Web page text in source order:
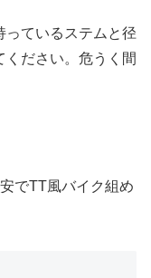
っているステムと径
ください。危うく間
でTT風バイク組め